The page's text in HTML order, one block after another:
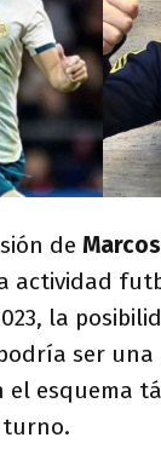
de
actividad
la
ser una
el esquema